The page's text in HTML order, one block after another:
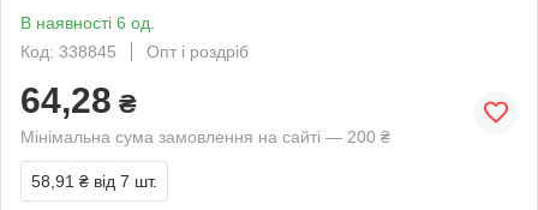
В наявності 6 од.
Код: 338845
Опт і роздріб
64,28 ₴
Мінімальна сума замовлення на сайті — 200 ₴
58,91 ₴ від 7 шт.